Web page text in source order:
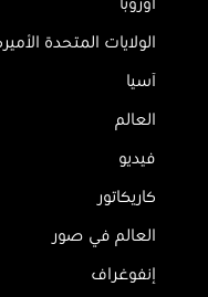
أوروبا
الولايات المتحدة
آسيا
العالم
فيديو
كاريكاتور
العالم في صور
إنفوغراف